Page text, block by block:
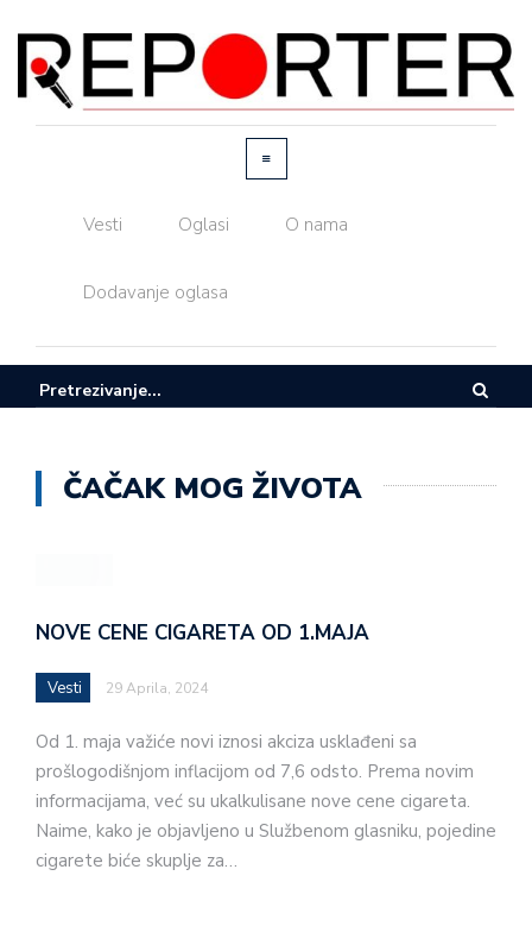
Vesti Oglasi O nama
Dodavanje oglasa
ČAČAK MOG ŽIVOTA
NOVE CENE CIGARETA OD 1.MAJA
Vesti 29 Aprila, 2024
Od 1. maja važiće novi iznosi akciza usklađeni sa
prošlogodišnjom inflacijom od 7,6 odsto. Prema novim
informacijama, već su ukalkulisane nove cene cigareta.
Naime, kako je objavljeno u Službenom glasniku, pojedine
cigarete biće skuplje za…